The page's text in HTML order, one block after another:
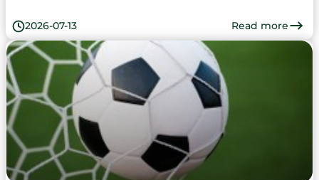
2026-07-13 Read more